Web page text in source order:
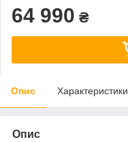
64 990 ₴
Опис Характеристики
Опис